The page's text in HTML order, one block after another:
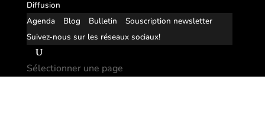
Diffusion
Agenda
Blog Bulletin
Souscription newsletter
Suivez-nous sur les réseaux sociaux!
Sélectionner une page